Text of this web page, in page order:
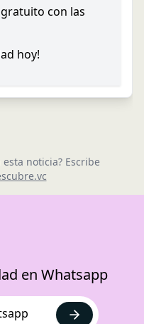
con las
hoy!
noticia? Escribe
en Whatsapp